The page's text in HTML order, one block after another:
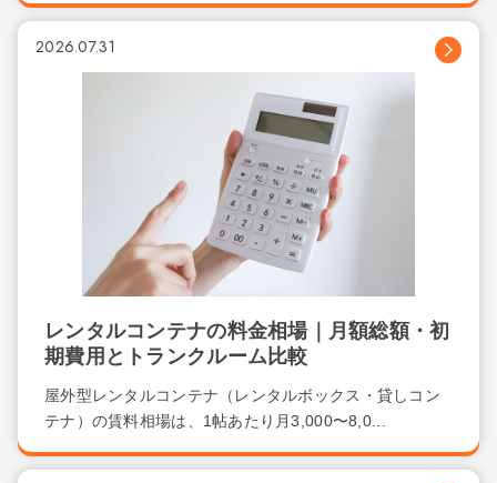
2026.07.31
レンタルコンテナの料金相場｜月額総額・初
期費用とトランクルーム比較
屋外型レンタルコンテナ（レンタルボックス・貸しコン
テナ）の賃料相場は、1帖あたり月3,000〜8,0...